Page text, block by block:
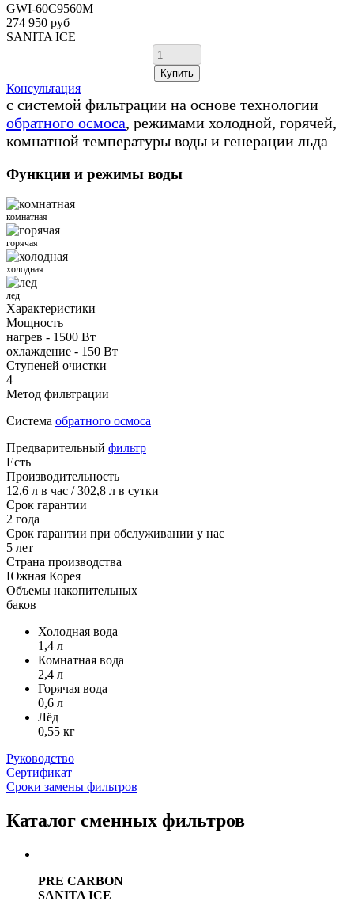
GWI-60C9560M
274 950 руб
SANITA ICE
Купить
Консультация
с системой фильтрации на основе технологии
обратного осмоса, режимами холодной, горячей,
комнатной температуры воды и генерации льда
Функции и режимы воды
комнатная
горячая
холодная
лед
Характеристики
Мощность
нагрев - 1500 Вт
охлаждение - 150 Вт
Ступеней очистки
4
Метод фильтрации
Система обратного осмоса
Предварительный фильтр
Есть
Производительность
12,6 л в час / 302,8 л в сутки
Срок гарантии
2 года
Срок гарантии при обслуживании у нас
5 лет
Страна производства
Южная Корея
Объемы накопительных
баков
Холодная вода
1,4 л
Комнатная вода
2,4 л
Горячая вода
0,6 л
Лёд
0,55 кг
Руководство
Сертификат
Сроки замены фильтров
Каталог сменных фильтров
PRE CARBON
SANITA ICE